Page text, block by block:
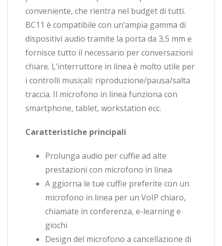
conveniente, che rientra nel budget di tutti.
BC11 è compatibile con un’ampia gamma di
dispositivi audio tramite la porta da 3,5 mm e
fornisce tutto il necessario per conversazioni
chiare. L’interruttore in linea è molto utile per
i controlli musicali: riproduzione/pausa/salta
traccia. Il microfono in linea funziona con
smartphone, tablet, workstation ecc.
Caratteristiche principali
Prolunga audio per cuffie ad alte
prestazioni con microfono in linea
A ggiorna le tue cuffie preferite con un
microfono in linea per un VoIP chiaro,
chiamate in conferenza, e-learning e
giochi
Design del microfono a cancellazione di